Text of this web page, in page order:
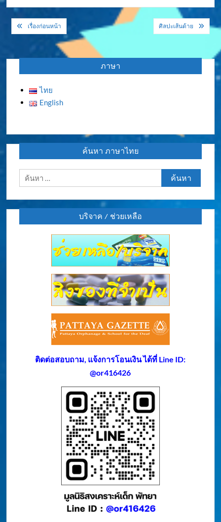
แนะแนว
เรื่องก่อนหน้า ศิลปะเส้นด้าย
ภาษา
ไทย
English
ค้นหา ภาษาไทย
ค้นหา
สำหรับ:
บริจาค / ช่วยเหลือ
ติดต่อสอบถาม, แจ้งการโอนเงิน ได้ที่ Line ID:
@or416426